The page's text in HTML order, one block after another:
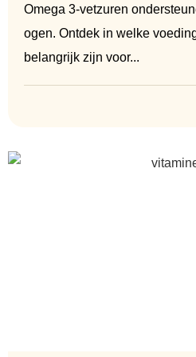
Omega 3-vetzuren
ogen. Ontdek in welke
belangrijk zijn voor...